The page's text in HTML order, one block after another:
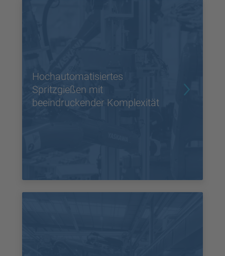
Hochautomatisiertes
Spritzgießen mit
beeindruckender Komplexität